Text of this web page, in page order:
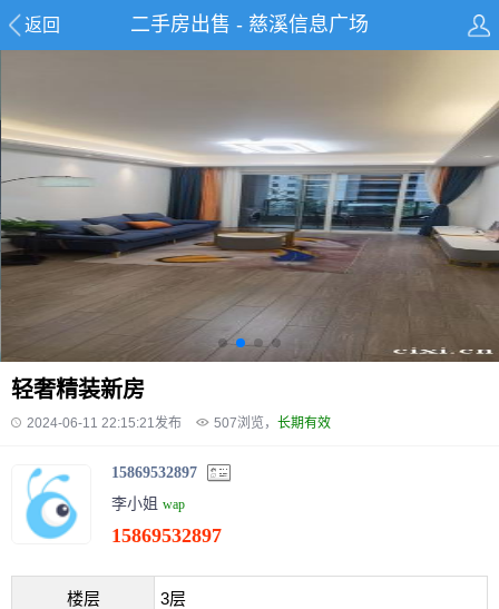
返回 二手房出售 - 慈溪信息广场
轻奢精装新房
2024-06-11 22:15:21发布 507浏览， 长期有效
15869532897
李小姐 wap
15869532897
楼层 3层